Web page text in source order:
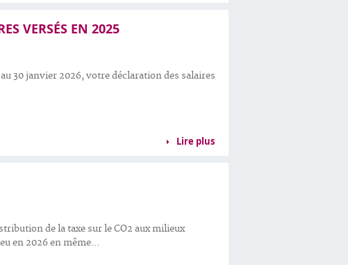
VERSÉS EN 2025
30 janvier 2026, votre déclaration des salaires
Lire plus
de la taxe sur le CO2 aux milieux
en 2026 en même...